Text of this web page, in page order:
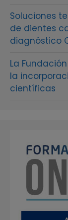
Soluciones
de dientes
diagnóstico
La
la
científicas